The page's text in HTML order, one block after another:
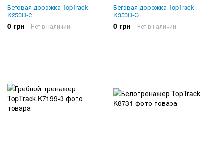
Беговая дорожка TopTrack
K253D-С
0 грн Нет в наличии
Беговая дорожка TopTrack
K353D-C
0 грн Нет в наличии